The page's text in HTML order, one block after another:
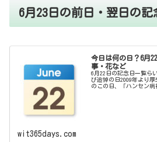
6月23日の前日・翌日の記
今日は何の日？6月
事・花など
6月22日の記念日一覧ら
び追悼の日2009年より
のこの日、「ハンセン
wit365days.com